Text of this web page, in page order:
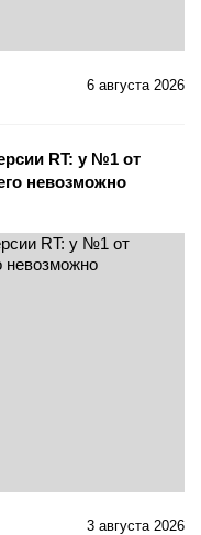
6 августа 2026
RT: у №1 от
невозможно
3 августа 2026